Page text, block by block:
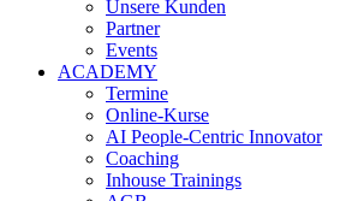
Unsere Kunden
Partner
Events
ACADEMY
Termine
Online-Kurse
AI People-Centric Innovator
Coaching
Inhouse Trainings